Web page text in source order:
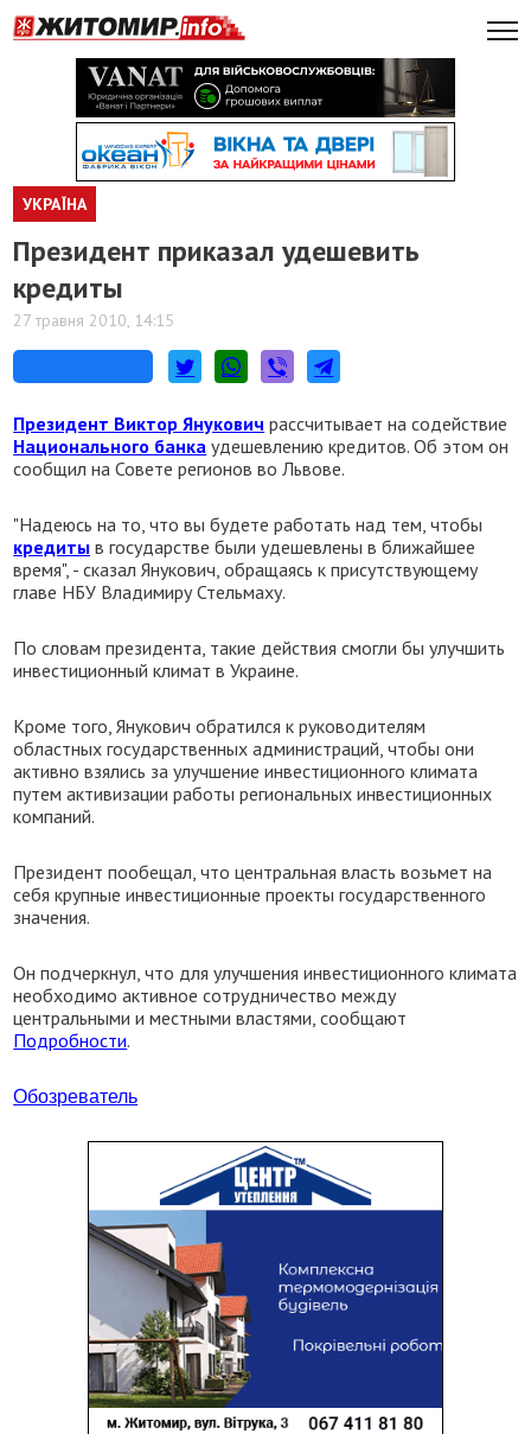
УКРАЇНА
Президент приказал удешевить
кредиты
27 травня 2010, 14:15
Президент Виктор Янукович рассчитывает на содействие
Национального банка удешевлению кредитов. Об этом он
сообщил на Совете регионов во Львове.
"Надеюсь на то, что вы будете работать над тем, чтобы
кредиты в государстве были удешевлены в ближайшее
время", - сказал Янукович, обращаясь к присутствующему
главе НБУ Владимиру Стельмаху.
По словам президента, такие действия смогли бы улучшить
инвестиционный климат в Украине.
Кроме того, Янукович обратился к руководителям
областных государственных администраций, чтобы они
активно взялись за улучшение инвестиционного климата
путем активизации работы региональных инвестиционных
компаний.
Президент пообещал, что центральная власть возьмет на
себя крупные инвестиционные проекты государственного
значения.
Он подчеркнул, что для улучшения инвестиционного климата
необходимо активное сотрудничество между
центральными и местными властями, сообщают
Подробности.
Обозреватель